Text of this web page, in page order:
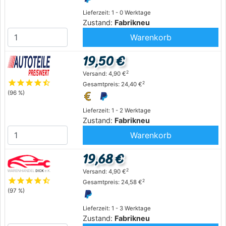
Lieferzeit: 1 - 0 Werktage
Zustand: Fabrikneu
Warenkorb
starstarstarstarstar_half
(96 %)
Lieferzeit: 1 - 2 Werktage
Zustand: Fabrikneu
19,50 €
Versand: 4,90 €2
Gesamtpreis: 24,40 €2
Warenkorb
starstarstarstarstar_half
(97 %)
Lieferzeit: 1 - 3 Werktage
Zustand: Fabrikneu
19,68 €
Versand: 4,90 €2
Gesamtpreis: 24,58 €2